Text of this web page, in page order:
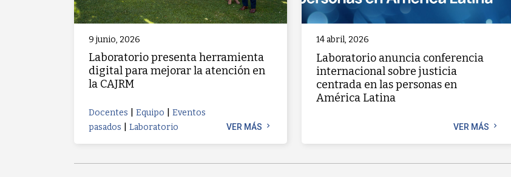
9 junio, 2026
Laboratorio presenta herramienta
digital para mejorar la atención en
la CAJRM
Docentes | Equipo | Eventos
pasados | Laboratorio VER MÁS chevron_right
14 abril, 2026
Laboratorio anuncia conferencia
internacional sobre justicia
centrada en las personas en
América Latina
VER MÁS chevron_right